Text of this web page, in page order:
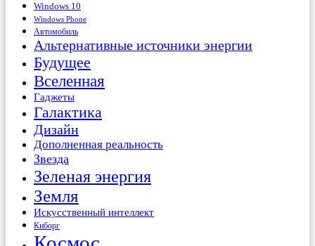
Windows 10
Windows Phone
Автомобиль
Альтернативные источники энергии
Будущее
Вселенная
Гаджеты
Галактика
Дизайн
Дополненная реальность
Звезда
Зеленая энергия
Земля
Искусственный интеллект
Киборг